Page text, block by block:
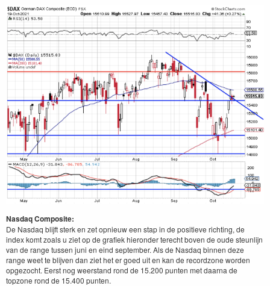
Nasdaq Composite:
De Nasdaq blijft sterk en zet opnieuw een stap in de positieve richting, de
index komt zoals u ziet op de grafiek hieronder terecht boven de oude steunlijn
van de range tussen juni en eind september. Als de Nasdaq binnen deze
range weet te blijven dan ziet het er goed uit en kan de recordzone worden
opgezocht. Eerst nog weerstand rond de 15.200 punten met daarna de
topzone rond de 15.400 punten.